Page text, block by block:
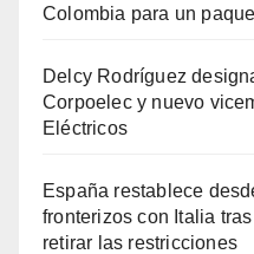
Colombia para un
Delcy Rodríguez
Corpoelec y nuevo
Eléctricos
España restablece
fronterizos con Italia
retirar las restricciones